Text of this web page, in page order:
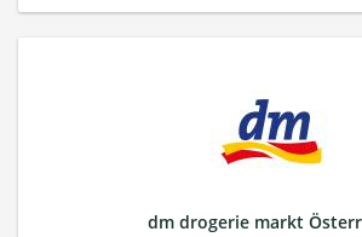
dm drogerie markt